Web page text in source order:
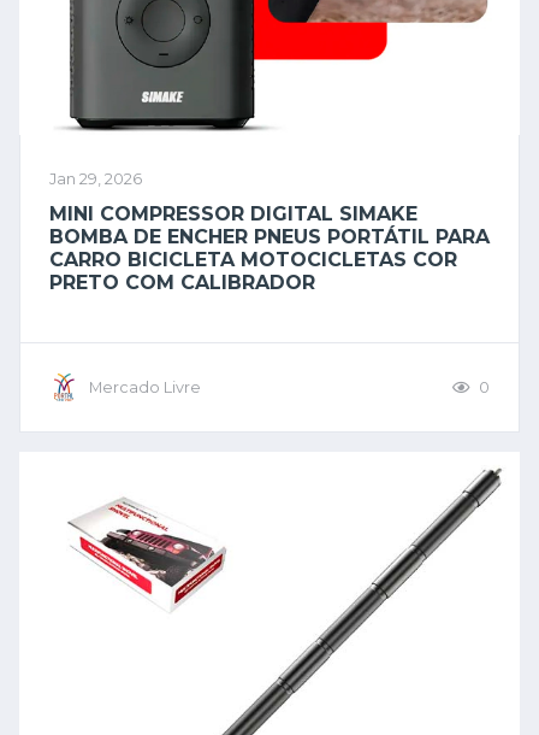
Jan 29, 2026
MINI COMPRESSOR DIGITAL SIMAKE
BOMBA DE ENCHER PNEUS PORTÁTIL PARA
CARRO BICICLETA MOTOCICLETAS COR
PRETO COM CALIBRADOR
Mercado Livre 0